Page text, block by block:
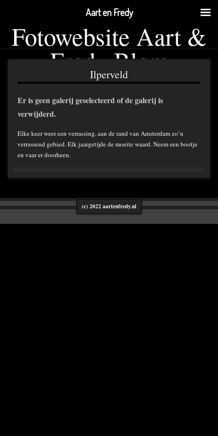
Fotowebsite Aart &
Fredy Blom
Ilperveld
Er is geen galerij geselecteerd of de galerij is
verwijderd.
Elke keer weer een verrassing, aan de rand van Amsterdam zo’n
verrassend gebied. Elk jaargetijde de moeite waard. Neem een bootje
en vaar er doorheen.
(c) 2022 aartenfredy.nl
Aart en Fredy